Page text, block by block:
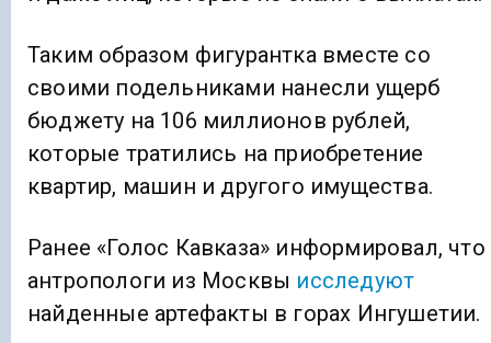
Таким образом фигурантка вместе со
своими подельниками нанесли ущерб
бюджету на 106 миллионов рублей,
которые тратились на приобретение
квартир, машин и другого имущества.
Ранее «Голос Кавказа» информировал, что
антропологи из Москвы исследуют
найденные артефакты в горах Ингушетии.